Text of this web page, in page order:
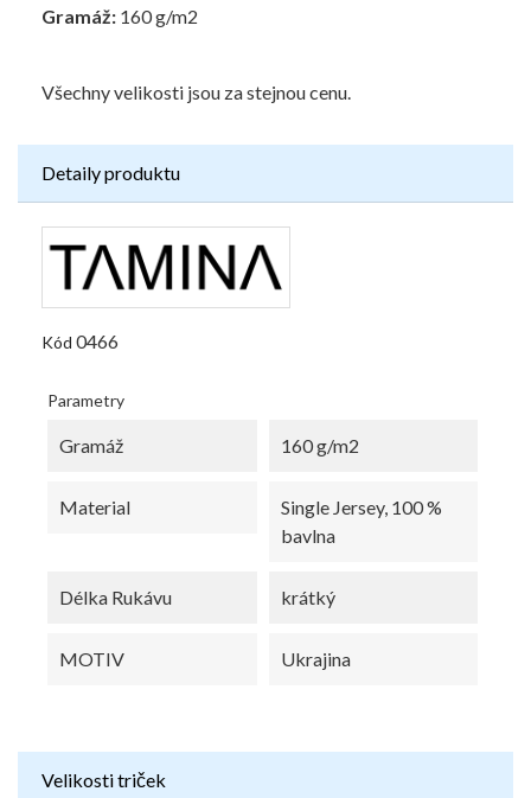
Gramáž: 160 g/m2
Všechny velikosti jsou za stejnou cenu.
Detaily produktu
Kód 0466
Parametry
Gramáž 160 g/m2
Material
Single Jersey, 100 %
bavlna
Délka Rukávu krátký
MOTIV Ukrajina
Velikosti triček